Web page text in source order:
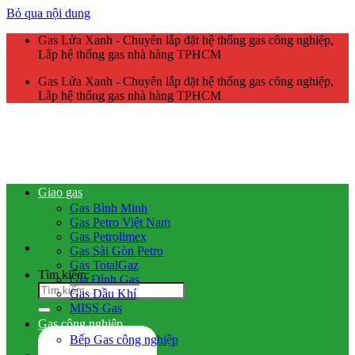
Bỏ qua nội dung
Gas Lửa Xanh - Chuyên lắp đặt hệ thống gas công nghiệp,
Lắp hệ thống gas nhà hàng TPHCM
Gas Lửa Xanh - Chuyên lắp đặt hệ thống gas công nghiệp,
Lắp hệ thống gas nhà hàng TPHCM
Tìm kiếm:
Giao gas
Gas Bình Minh
Gas Petro Việt Nam
Gas Petrolimex
Gas Sài Gòn Petro
Gas TotalGaz
Gia Đình Gas
Gas Dầu Khí
MISS Gas
Gas công nghiệp
Bếp Gas công nghiệp